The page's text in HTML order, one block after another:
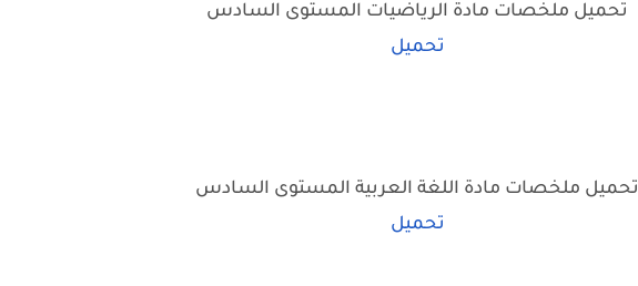
تحميل ملخصات مادة الرياضيات المستوى السادس
تحميل
تحميل ملخصات مادة اللغة العربية المستوى السادس
تحميل